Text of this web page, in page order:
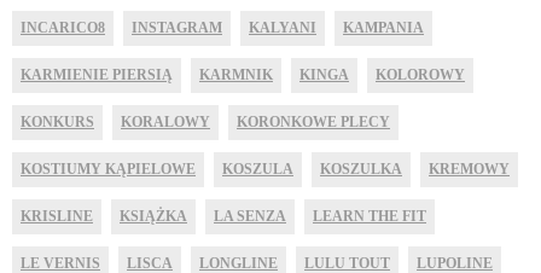
INCARICO8 INSTAGRAM KALYANI KAMPANIA
KARMIENIE PIERSIĄ KARMNIK KINGA KOLOROWY
KONKURS KORALOWY KORONKOWE PLECY
KOSTIUMY KĄPIELOWE KOSZULA KOSZULKA KREMOWY
KRISLINE KSIĄŻKA LA SENZA LEARN THE FIT
LE VERNIS LISCA LONGLINE LULU TOUT LUPOLINE